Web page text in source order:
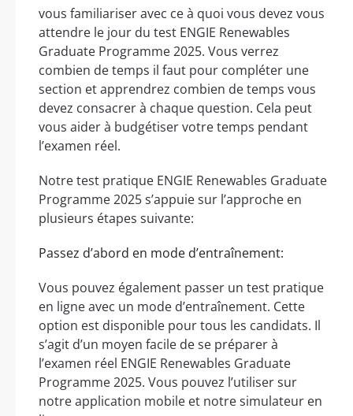
vous familiariser avec ce à quoi vous devez vous
attendre le jour du test ENGIE Renewables
Graduate Programme 2025. Vous verrez
combien de temps il faut pour compléter une
section et apprendrez combien de temps vous
devez consacrer à chaque question. Cela peut
vous aider à budgétiser votre temps pendant
l’examen réel.
Notre test pratique ENGIE Renewables Graduate
Programme 2025 s’appuie sur l’approche en
plusieurs étapes suivante:
Passez d’abord en mode d’entraînement:
Vous pouvez également passer un test pratique
en ligne avec un mode d’entraînement. Cette
option est disponible pour tous les candidats. Il
s’agit d’un moyen facile de se préparer à
l’examen réel ENGIE Renewables Graduate
Programme 2025. Vous pouvez l’utiliser sur
notre application mobile et notre simulateur en